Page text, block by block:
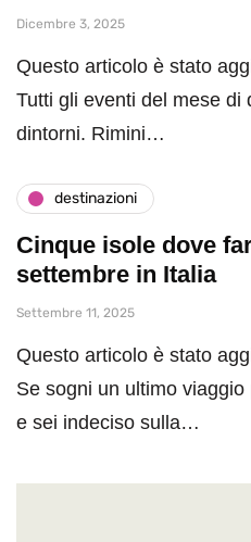
Dicembre 3, 2025
Questo articolo è stato
Tutti gli eventi del mese di
dintorni. Rimini…
destinazioni
Cinque isole dove
settembre in Italia
Settembre 11, 2025
Questo articolo è stato
Se sogni un ultimo viaggio
e sei indeciso sulla…